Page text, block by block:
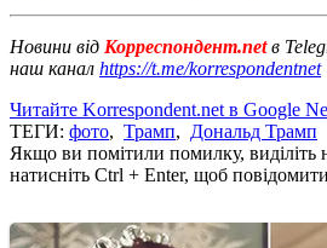
Новини від Корреспондент.netв
наш канал https://t.me/korrespondentnet
Читайте Korrespondent.net в Google
ТЕГИ: фото, Трамп, Дональд Трамп
Якщо ви помітили помилку, виділіть
натисніть Ctrl + Enter, щоб